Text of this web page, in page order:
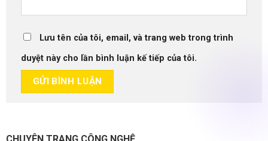
Lưu tên của tôi, email, và trang web trong trình
duyệt này cho lần bình luận kế tiếp của tôi.
CHUYÊN TRANG CÔNG NGHỆ